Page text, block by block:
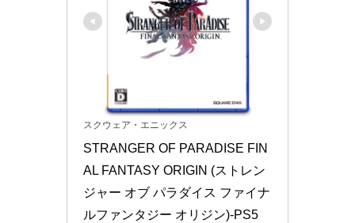
スクウェア・エニックス
STRANGER OF PARADISE FIN
AL FANTASY ORIGIN (ストレン
ジャー オブ パラダイス ファイナ
ルファンタジー オリジン)-PS5